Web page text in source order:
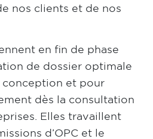
nos clients et de nos
en fin de phase
de dossier optimale
conception et pour
dès la consultation
Elles travaillent
d’OPC et le